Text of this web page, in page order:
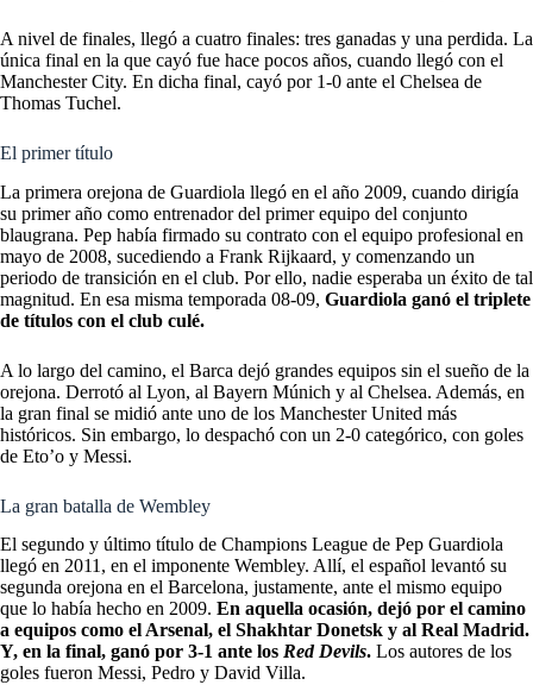
A nivel de finales, llegó a cuatro finales: tres ganadas y una perdida. La
única final en la que cayó fue hace pocos años, cuando llegó con el
Manchester City. En dicha final, cayó por 1-0 ante el Chelsea de
Thomas Tuchel.
El primer título
La primera orejona de Guardiola llegó en el año 2009, cuando dirigía
su primer año como entrenador del primer equipo del conjunto
blaugrana. Pep había firmado su contrato con el equipo profesional en
mayo de 2008, sucediendo a Frank Rijkaard, y comenzando un
periodo de transición en el club. Por ello, nadie esperaba un éxito de tal
magnitud. En esa misma temporada 08-09, Guardiola ganó el triplete
de títulos con el club culé.
A lo largo del camino, el Barca dejó grandes equipos sin el sueño de la
orejona. Derrotó al Lyon, al Bayern Múnich y al Chelsea. Además, en
la gran final se midió ante uno de los Manchester United más
históricos. Sin embargo, lo despachó con un 2-0 categórico, con goles
de Eto’o y Messi.
La gran batalla de Wembley
El segundo y último título de Champions League de Pep Guardiola
llegó en 2011, en el imponente Wembley. Allí, el español levantó su
segunda orejona en el Barcelona, justamente, ante el mismo equipo
que lo había hecho en 2009. En aquella ocasión, dejó por el camino
a equipos como el Arsenal, el Shakhtar Donetsk y al Real Madrid.
Y, en la final, ganó por 3-1 ante los Red Devils. Los autores de los
goles fueron Messi, Pedro y David Villa.